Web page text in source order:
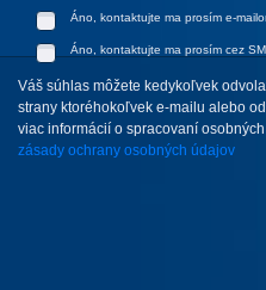
Áno, kontaktujte ma prosím e-
Áno, kontaktujte ma prosím cez
Váš súhlas môžete kedykoľvek
strany ktoréhokoľvek e-mailu alebo
viac informácií o spracovaní
zásady ochrany osobných údajov